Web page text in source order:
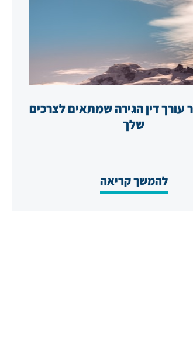
עורך דין הגירה שמתאים לצרכים
שלך
להמשך קריאה